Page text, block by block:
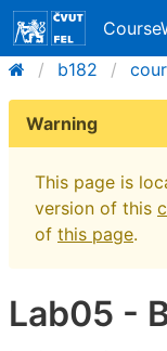
b182
Warning
This page is
version of this
of this page.
Lab05 -